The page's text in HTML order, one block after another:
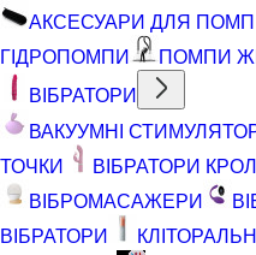
АКСЕСУАРИ ДЛЯ ПОМП
ГІДРОПОМПИ
ПОМПИ
ВІБРАТОРИ
ВАКУУМНІ
ТОЧКИ
ВІБРАТОРИ
ВІБРОМАСАЖЕРИ
ВІБРАТОРИ